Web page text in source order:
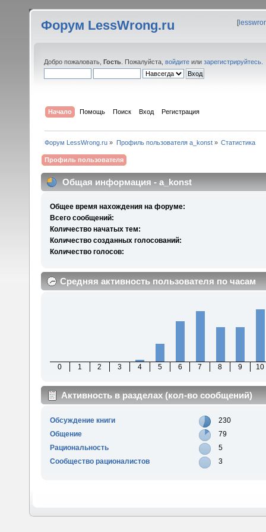
Форум LessWrong.ru [
Добро пожаловать, Гость . Пожалуйста, войдите или зарегистрируйтесь
Начало Помощь Поиск Вход Регистрация
Форум LessWrong.ru » Профиль пользователя a_konst» Статистика
Профиль пользователя
Общая информация - a_konst
Общее время нахождения на форуме:
Всего сообщений:
Количество начатых тем:
Количество созданных голосований:
Количество голосов:
Средняя активность пользователя по часам
0 1 2 3 4 5 6 7 8 9 10
Активность в разделах (кол-во сообщений)
Обсуждение книги
230
Общение
79
Рациональность
5
Сообщество рационалистов
3